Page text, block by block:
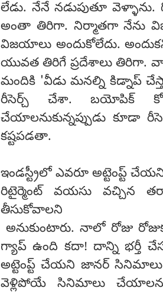
లేడు. నేనే నడుపుతూ
అంతా తిరిగా. నిర్మాతగా నేను
విజయాలు అందుకోలేదు.
యువత తిరిగే ప్రదేశాలు తిరిగా.
మందికి 'వీడు మనల్ని కిడ్నాప్
రీసెర్చ్ చేశా. బయోపిక్
చేయాలనుకున్నప్పుడు కూడా
కష్టపడతా.
ఇండస్ట్రీలో ఎవరూ అట్టెంప్ట్
రిటైర్మెంట్ వయసు వచ్చిన
తీసుకోవాలని
అనుకుంటారు. నాలో రోజు
గ్యాప్ ఉంది కదా! దాన్ని భర్తీ
అట్టెంప్ట్ చేయని జానర్
వెళ్లిపోయే సినిమాలు